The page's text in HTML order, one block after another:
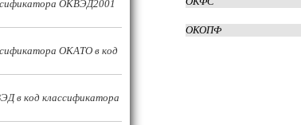
ОКОПФ
ОКВЭД2001
ОКАТО в код
в код классификатора